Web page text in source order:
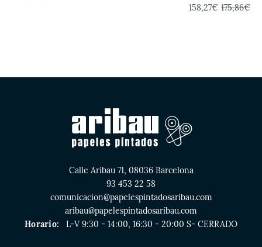
158,27€ 175,86€
Calle Aribau 71, 08036 Barcelona
93 453 22 58
comunicacion@papelespintadosaribau.com
aribau@papelespintadosaribau.com
Horario:
L-V 9:30 - 14:00, 16:30 - 20:00 S- CERRADO